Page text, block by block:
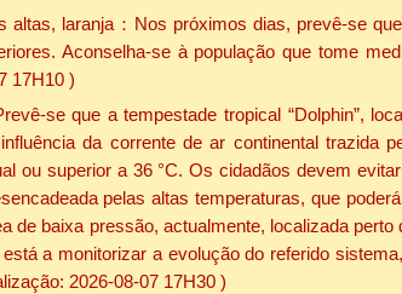
altas, laranja：Nos próximos dias, prevê-se
Aconselha-se à população que tome
17H10 )
se que a tempestade tropical “Dolphin”,
da corrente de ar continental trazida
ou superior a 36 °C. Os cidadãos devem
pelas altas temperaturas, que
de baixa pressão, actualmente, localizada
a monitorizar a evolução do referido
2026-08-07 17H30 )